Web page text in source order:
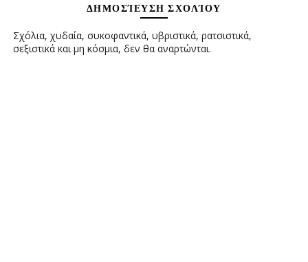
ΔΗΜΟΣΊΕΥΣΗ ΣΧΟΛΊΟΥ
Σχόλια, χυδαία, συκοφαντικά, υβριστικά, ρατσιστικά,
σεξιστικά και μη κόσμια, δεν θα αναρτώνται.